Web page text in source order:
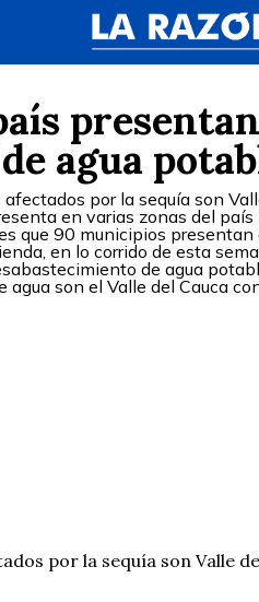
presentan
agua
por la sequía son
en varias zonas del
que 90 municipios
en lo corrido de esta
de agua
son el Valle del Cauca
por la sequía son Valle